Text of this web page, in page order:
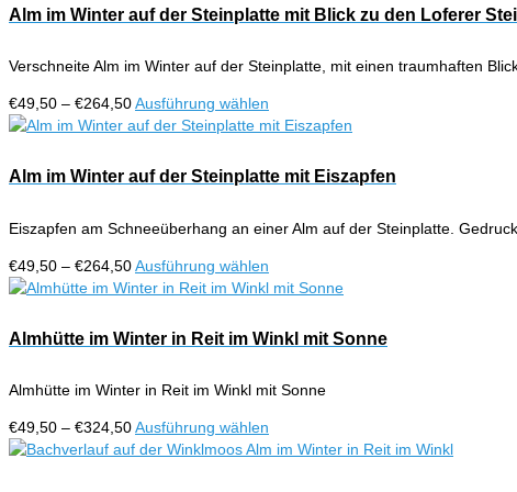
Alm im Winter auf der Steinplatte mit Blick zu den Loferer
Verschneite Alm im Winter auf der Steinplatte, mit einen traumhaften
€49,50 – €264,50Preisspanne:
€49,50
€264,50
Ausführung wählen
Produkt
mehrere
Varianten
Die
können
auf
Produktseite
werden
Alm im Winter auf der Steinplatte mit Eiszapfen
Eiszapfen am Schneeüberhang an einer Alm auf der Steinplatte.
€49,50 – €264,50Preisspanne:
€49,50
€264,50
Ausführung wählen
Produkt
mehrere
Varianten
Die
können
auf
Almhütte im Winter in Reit im Winkl mit Sonne
Almhütte im Winter in Reit im Winkl mit Sonne
€49,50 – €324,50Preisspanne:
€49,50
Ausführung wählen
Produkt